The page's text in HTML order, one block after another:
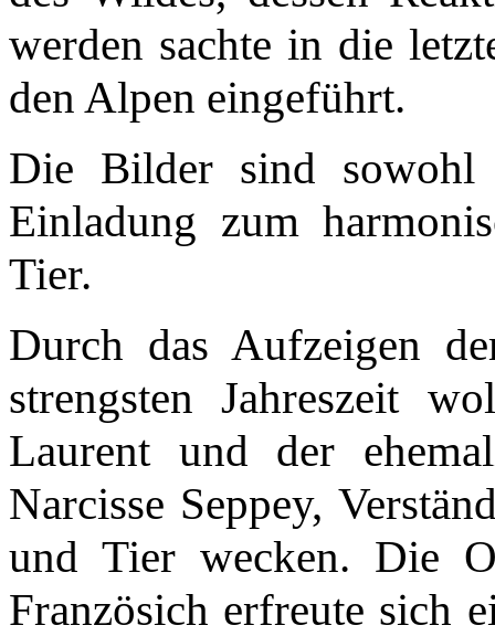
werden sachte in die
den Alpen eingeführt.
Die Bilder sind sowohl
Einladung zum
Tier.
Durch das Aufzeigen
strengsten Jahreszeit
Laurent und der
Narcisse Seppey,
und Tier wecken. Die
Französich erfreute sich